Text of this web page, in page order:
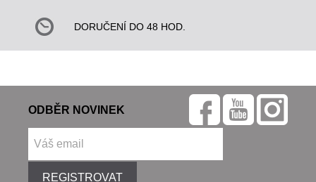
DORUČENÍ DO 48 HOD.
ODBĚR NOVINEK
REGISTROVAT